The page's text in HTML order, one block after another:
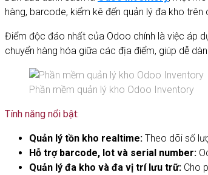
hàng, barcode, kiểm kê đến quản lý đa kho trên
Điểm độc đáo nhất của Odoo chính là việc áp
chuyển hàng hóa giữa các địa điểm, giúp dễ
Phần mềm quản lý kho Odoo Inventory
Tính năng nổi bật:
Quản lý tồn kho realtime: Theo dõi số
Hỗ trợ barcode, lot và serial number:
Quản lý đa kho và đa vị trí lưu trữ: Cho